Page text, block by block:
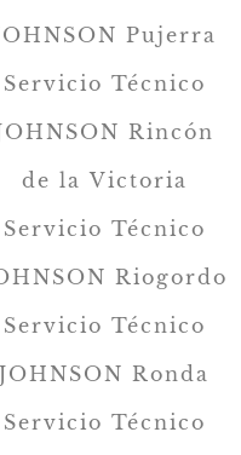
Pujerra
Servicio Técnico
Rincón
de la Victoria
Servicio Técnico
Riogordo
Servicio Técnico
JOHNSON Ronda
Servicio Técnico